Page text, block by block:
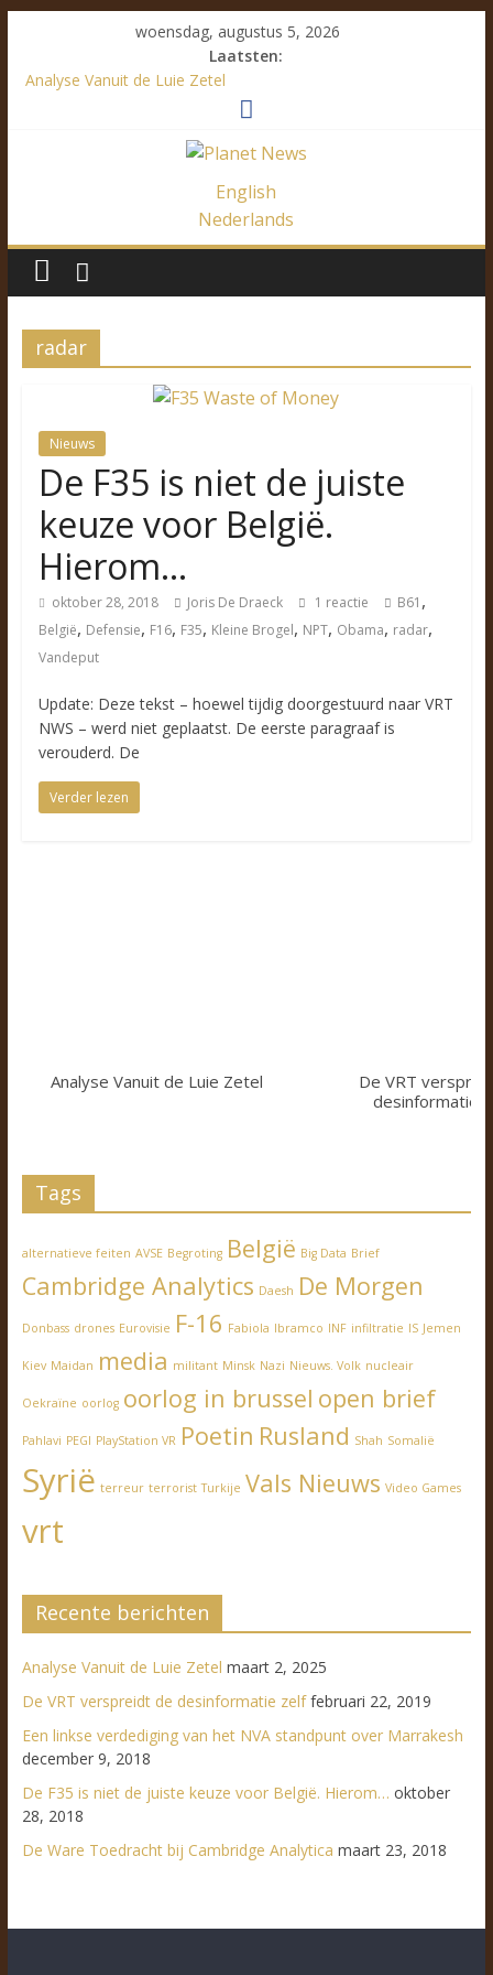
woensdag, augustus 5, 2026
Laatsten:
Analyse Vanuit de Luie Zetel
De VRT verspreidt de desinformatie zelf
De F35 is niet de juiste keuze voor België. Hierom…
English
Nederlands
radar
Nieuws
De F35 is niet de juiste
keuze voor België.
Hierom…
oktober 28, 2018 Joris De Draeck 1 reactie B61 ,
België, Defensie, F16, F35, Kleine Brogel, NPT, Obama, radar,
Vandeput
Update: Deze tekst – hoewel tijdig doorgestuurd naar VRT
NWS – werd niet geplaatst. De eerste paragraaf is
verouderd. De
Verder lezen
Analyse Vanuit de Luie Zetel
De VRT
desinformatie
Tags
alternatieve feiten AVSE Begroting België Big Data Brief
Cambridge Analytics Daesh De Morgen
Donbass drones Eurovisie F-16 Fabiola Ibramco INF infiltratie IS Jemen
Kiev Maidan media militant Minsk Nazi Nieuws. Volk nucleair
Oekraïne oorlog oorlog in brussel open brief
Pahlavi PEGI PlayStation VR Poetin Rusland Shah Somalië
Syrië terreur terrorist Turkije Vals Nieuws Video Games
vrt
Recente berichten
Analyse Vanuit de Luie Zetel maart 2, 2025
De VRT verspreidt de desinformatie zelf februari 22, 2019
Een linkse verdediging van het NVA standpunt over Marrakesh
december 9, 2018
De F35 is niet de juiste keuze voor België. Hierom… oktober
28, 2018
De Ware Toedracht bij Cambridge Analytica maart 23, 2018